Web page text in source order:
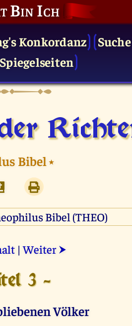
Bin Ich
Konkordanz
Suche
Spiegelseiten
Bibel⭑
|Weiter ⮞
3 -
Völker